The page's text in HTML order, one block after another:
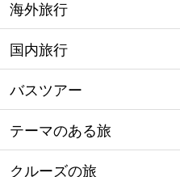
海外旅行
国内旅行
バスツアー
テーマのある旅
クルーズの旅